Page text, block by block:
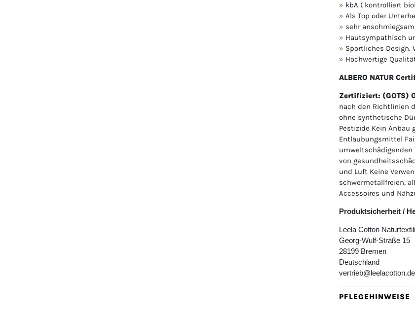
kbA ( kontrolliert
Als Top oder
sehr
Hautsympathisch
Sportliches Design.
Hochwertige
ALBERO NATUR
Zertifiziert: (GOTS)
nach den Richtlinien
ohne synthetische
Pestizide Kein Anbau
Entlaubungsmittel
umweltschädigenden
von
und Luft Keine
schwermetallfreien,
Accessoires und
Produktsicherheit /
Leela Cotton
Georg-Wulf-Straße 15
28199 Bremen
Deutschland
vertrieb@leelacotton.de
PFLEGEHINWEISE